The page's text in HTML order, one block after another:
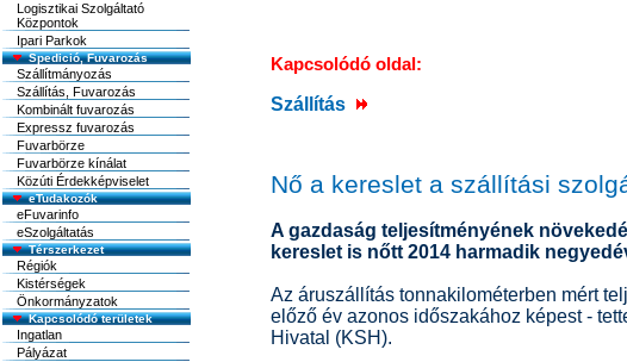
Logisztikai Szolgáltató
Központok
Ipari Parkok
Spedició, Fuvarozás
Szállítmányozás
Szállítás, Fuvarozás
Kombinált fuvarozás
Expressz fuvarozás
Fuvarbörze
Fuvarbörze kínálat
Közúti Érdekképviselet
eTudakozók
eFuvarinfo
eSzolgáltatás
Térszerkezet
Régiók
Kistérségek
Önkormányzatok
Kapcsolódó területek
Ingatlan
Pályázat
Kapcsolódó oldal:
Szállítás
Nő a kereslet a szállítási
A gazdaság teljesítményének
kereslet is nőtt 2014 harmadik
Az áruszállítás tonnakilométerben mért
előző év azonos időszakához képest -
Hivatal (KSH).